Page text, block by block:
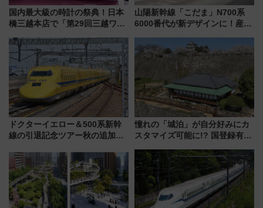
国内最大級の時計の祭典！日本
橋三越本店で「第29回三越ワー
【2026年8月5日～25日】
山陽新幹線「こだま」N700系
6000番代が新デザインに！産学
用は今冬から
ドクターイエロー＆500系新幹
線の引退記念ツアー秋の追加企
ホテル情報まとめ
憧れの「城泊」が自分好みにカ
スタマイズ可能に!? 国登録有形
にオーダーメイド型の宿泊プラ
ンが誕生！